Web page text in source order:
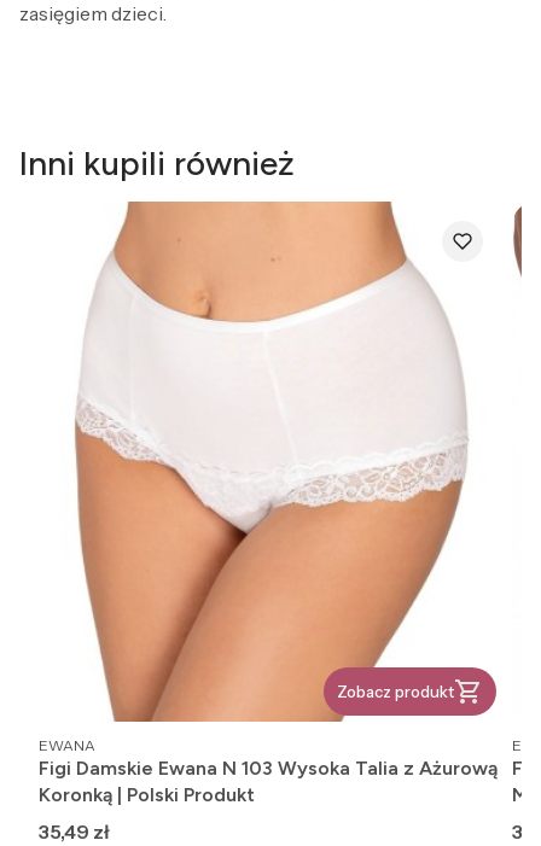
zasięgiem dzieci.
Inni kupili również
Zobacz produkt
PRODUCENT
EWANA
Figi Damskie Ewana N 103 Wysoka Talia z Ażurową
Koronką | Polski Produkt
Cena
35,49 zł